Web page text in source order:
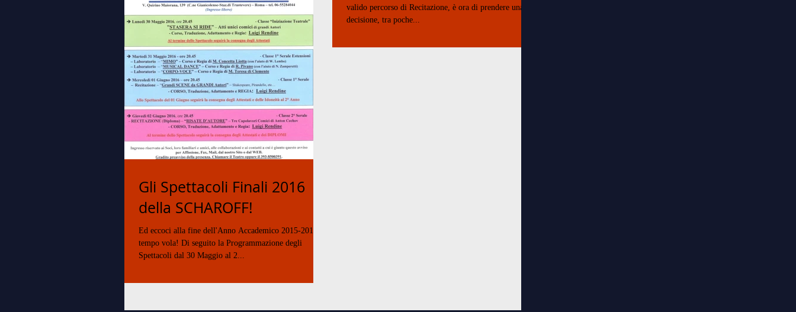
valido percorso di Recitazione, è ora di prendere una
decisione, tra poche...
Gli Spettacoli Finali 2016
della SCHAROFF!
Ed eccoci alla fine dell'Anno Accademico 2015-2016, il
tempo vola! Di seguito la Programmazione degli
Spettacoli dal 30 Maggio al 2...